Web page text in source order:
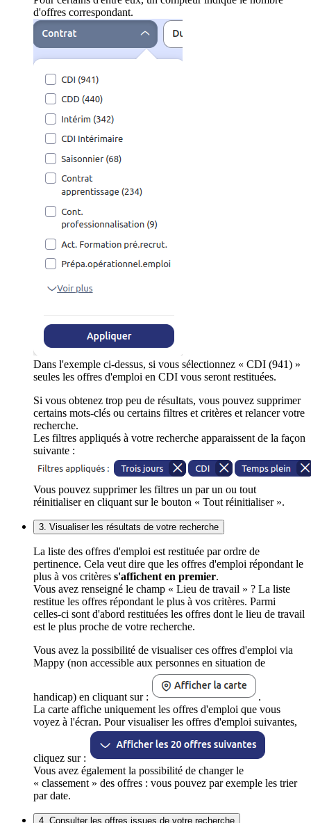
d'offres correspondant.
Dans l'exemple ci-dessus, si vous sélectionnez « CDI (941) »
seules les offres d'emploi en CDI vous seront restituées.
Si vous obtenez trop peu de résultats, vous pouvez supprimer
certains mots-clés ou certains filtres et critères et relancer votre
recherche.
Les filtres appliqués à votre recherche apparaissent de la façon
suivante :
Vous pouvez supprimer les filtres un par un ou tout
réinitialiser en cliquant sur le bouton « Tout réinitialiser ».
3. Visualiser les résultats de votre recherche
La liste des offres d'emploi est restituée par ordre de
pertinence. Cela veut dire que les offres d'emploi répondant le
plus à vos critères s'affichent en premier.
Vous avez renseigné le champ « Lieu de travail » ? La liste
restitue les offres répondant le plus à vos critères. Parmi
celles-ci sont d'abord restituées les offres dont le lieu de travail
est le plus proche de votre recherche.
Vous avez la possibilité de visualiser ces offres d'emploi via
Mappy (non accessible aux personnes en situation de
handicap) en cliquant sur :
.
La carte affiche uniquement les offres d'emploi que vous
voyez à l'écran. Pour visualiser les offres d'emploi suivantes,
cliquez sur :
Vous avez également la possibilité de changer le
« classement » des offres : vous pouvez par exemple les trier
par date.
4. Consulter les offres issues de votre recherche